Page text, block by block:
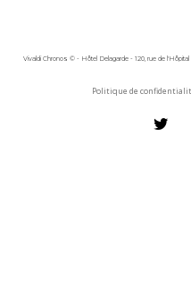
Vivaldi Chronos © - Hôtel Delagarde - 120, rue de
Politique de